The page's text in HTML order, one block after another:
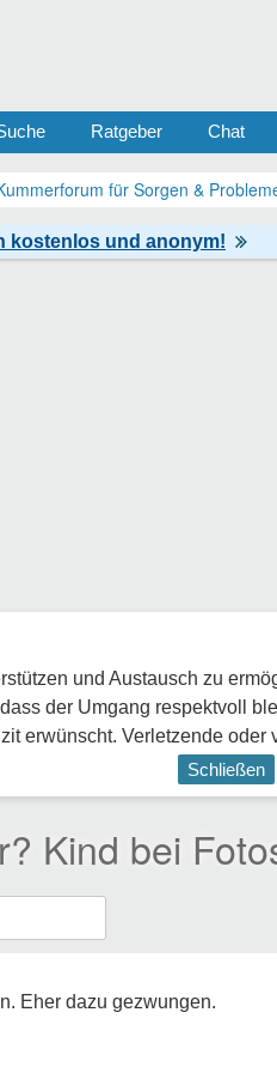
Ratgeber Chat
für Sorgen &
und Austausch zu
der Umgang respektvoll
erwünscht. Verletzende oder
Schließen
Kind bei
Eher dazu gezwungen.